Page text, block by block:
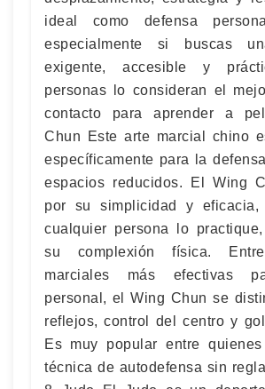
ideal como defensa
especialmente si buscas
exigente, accesible y
personas lo consideran el
contacto para aprender a
Chun Este arte marcial chino
específicamente para la
espacios reducidos. El Wing
por su simplicidad y eficacia,
cualquier persona lo
su complexión física.
marciales más efectivas
personal, el Wing Chun se
reflejos, control del centro y
Es muy popular entre
técnica de autodefensa sin